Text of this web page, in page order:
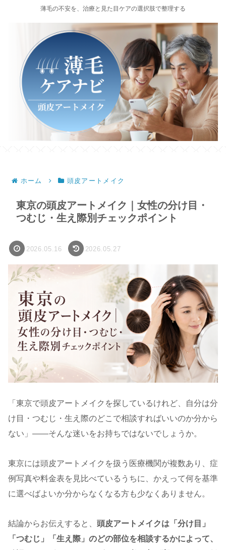
薄毛の不安を、治療と見た目ケアの選択肢で整理する
ホーム 頭皮アートメイク
東京の頭皮アートメイク｜女性の分け目・
つむじ・生え際別チェックポイント
2026.05.16 2026.05.27
「東京で頭皮アートメイクを探しているけれど、自分は分
け目・つむじ・生え際のどこで相談すればいいのか分から
ない」――そんな迷いをお持ちではないでしょうか。
東京には頭皮アートメイクを扱う医療機関が複数あり、症
例写真や料金表を見比べているうちに、かえって何を基準
に選べばよいか分からなくなる方も少なくありません。
結論からお伝えすると、 頭皮アートメイクは「分け目」
「つむじ」「生え際」のどの部位を相談するかによって、